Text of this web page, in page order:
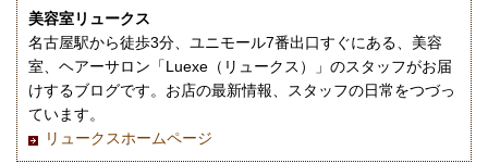
美容室リュークス
名古屋駅から徒歩3分、ユニモール7番出口すぐにある、美容
室、ヘアーサロン「Luexe（リュークス）」のスタッフがお届
けするブログです。お店の最新情報、スタッフの日常をつづっ
ています。
リュークスホームページ